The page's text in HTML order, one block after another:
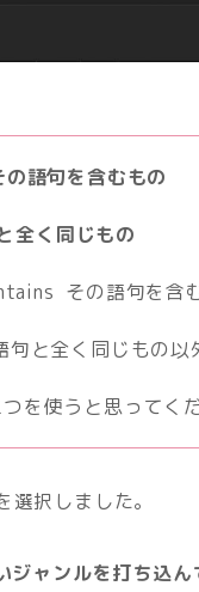
語句を含むもの
全く同じもの
その語句を含
と全く同じもの以
を使うと思ってくだ
択しました。
ジャンルを打ち込ん